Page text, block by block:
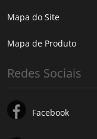
Mapa do Site
Mapa de Produto
Redes Sociais
Facebook